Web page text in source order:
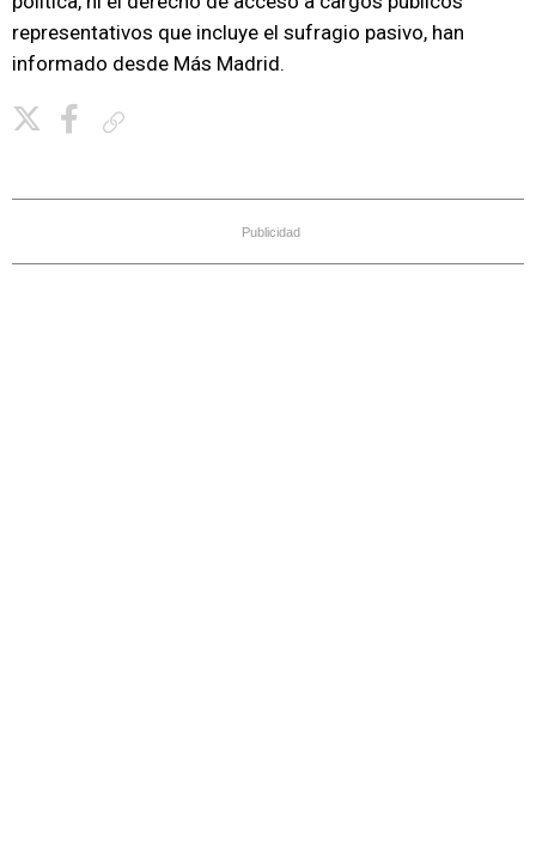
representativos que incluye el sufragio pasivo, han
informado desde Más Madrid.
Publicidad